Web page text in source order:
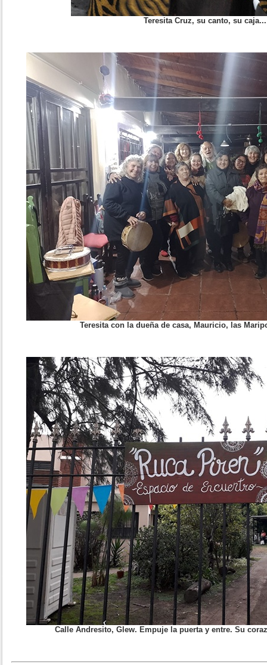
Teresita Cruz, su canto, su caja...
Teresita con la dueña de casa, Mauricio, las
Calle Andresito, Glew. Empuje la puerta y entre. Su